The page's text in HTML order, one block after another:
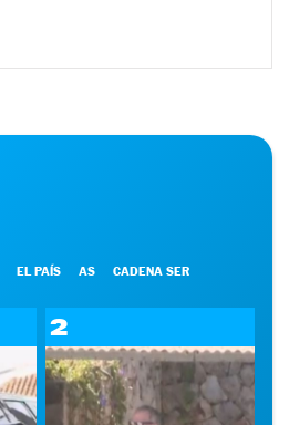
EL PAÍS AS CADENA SER
2